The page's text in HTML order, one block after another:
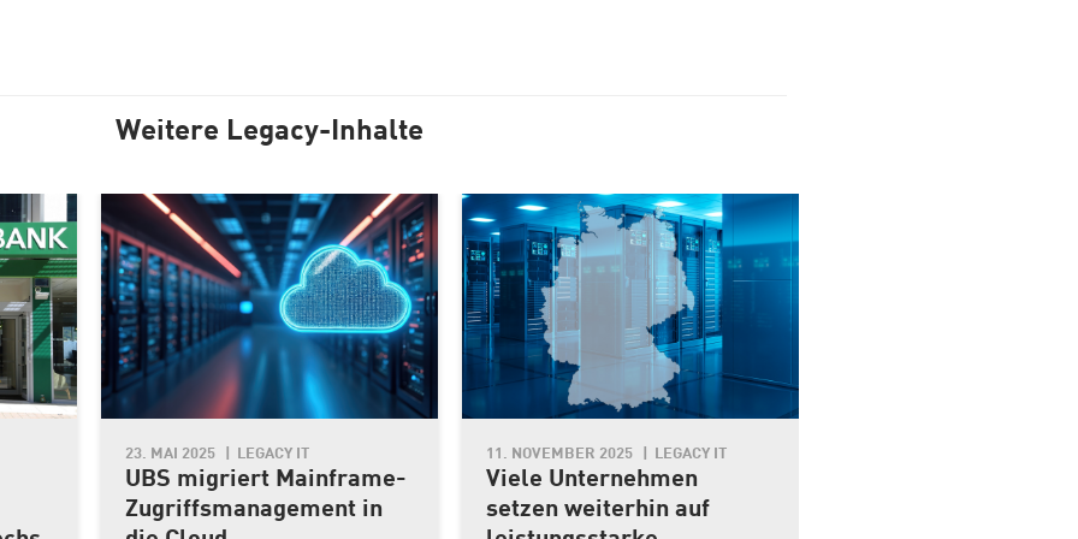
Weitere Legacy-Inhalte
23. MAI 2025 LEGACY IT
UBS migriert Mainframe-
Zugriffsmanagement in
11. NOVEMBER 2025 LEGACY IT
Viele Unternehmen
setzen weiterhin auf